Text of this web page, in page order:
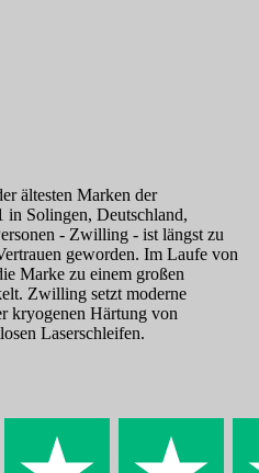
ältesten Marken der
in Solingen, Deutschland,
- Zwilling - ist längst zu
geworden. Im Laufe von
Marke zu einem großen
Zwilling setzt moderne
kryogenen Härtung von
Laserschleifen.